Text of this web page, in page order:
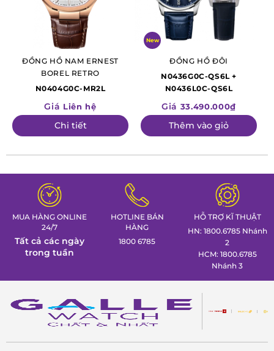
Để đáp ứng nhu cầu của thị trường và thị hiếu của khách
ĐỒNG HỒ NAM ERNEST
BOREL RETRO
N0404G0C-MR2L
Giá Liên hệ
Chi tiết
New
ĐỒNG HỒ ĐÔI
N0436G0C-QS6L +
N0436L0C-QS6L
Giá 33.490.000₫
Thêm vào giỏ
MUA HÀNG ONLINE
24/7
Tất cả các ngày
trong tuần
HOTLINE BÁN
HÀNG
1800 6785
HỖ TRỢ KĨ THUẬT
HN: 1800.6785 Nhánh
2
HCM: 1800.6785
Nhánh 3